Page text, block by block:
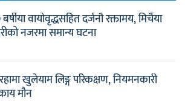
वायोवृद्धसहित दर्जनौ रक्तामय, मिर्चैया
नजरमा समान्य घटना
खुलेयाम लिङ्ग परिकक्षण, नियमनकारी
मौन